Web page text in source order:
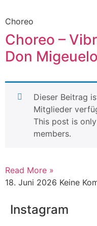
Choreo
Choreo –
Don
Dieser Beitrag
Mitglieder
This post is
members.
Read More »
18. Juni 2026 Keine
Instagram